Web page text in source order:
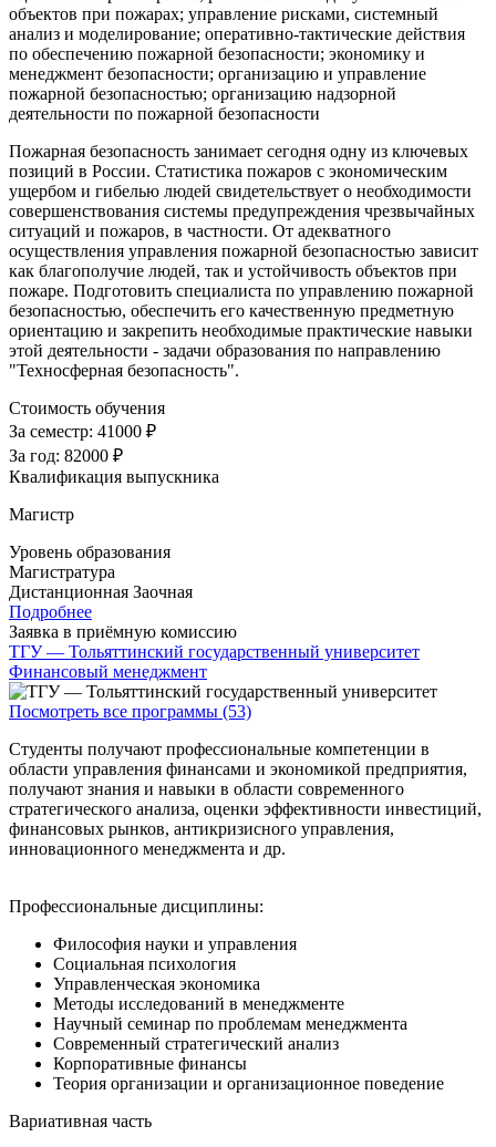
объектов при пожарах; управление рисками, системный
анализ и моделирование; оперативно-тактические действия
по обеспечению пожарной безопасности; экономику и
менеджмент безопасности; организацию и управление
пожарной безопасностью; организацию надзорной
деятельности по пожарной безопасности
Пожарная безопасность занимает сегодня одну из ключевых
позиций в России. Статистика пожаров с экономическим
ущербом и гибелью людей свидетельствует о необходимости
совершенствования системы предупреждения чрезвычайных
ситуаций и пожаров, в частности. От адекватного
осуществления управления пожарной безопасностью зависит
как благополучие людей, так и устойчивость объектов при
пожаре. Подготовить специалиста по управлению пожарной
безопасностью, обеспечить его качественную предметную
ориентацию и закрепить необходимые практические навыки
этой деятельности - задачи образования по направлению
"Техносферная безопасность".
Стоимость обучения
За семестр: 41000 ₽
За год: 82000 ₽
Квалификация выпускника
Магистр
Уровень образования
Магистратура
Дистанционная Заочная
Подробнее
Заявка в приёмную комиссию
ТГУ — Тольяттинский государственный университет
Финансовый менеджмент
Посмотреть все программы (53)
Студенты получают профессиональные компетенции в
области управления финансами и экономикой предприятия,
получают знания и навыки в области современного
стратегического анализа, оценки эффективности инвестиций,
финансовых рынков, антикризисного управления,
инновационного менеджмента и др.
Профессиональные дисциплины:
Философия науки и управления
Социальная психология
Управленческая экономика
Методы исследований в менеджменте
Научный семинар по проблемам менеджмента
Современный стратегический анализ
Корпоративные финансы
Теория организации и организационное поведение
Вариативная часть